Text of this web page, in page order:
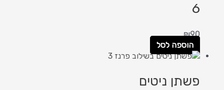
6
₪90
הוספה לסל
פשתן ניטים